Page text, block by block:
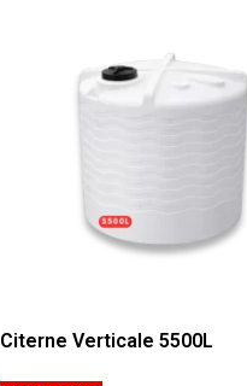
Citerne Verticale 5500L